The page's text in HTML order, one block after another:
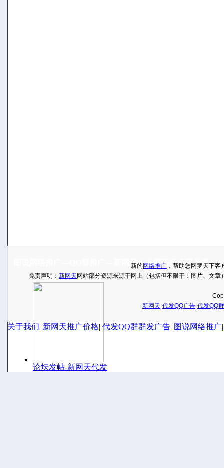
图说网络推广—QQ群推广—新网天专业网络推广工作室
论坛发帖-新网天代发
新的 网络推广 ，帮助您网罗天下
免责声明： 新网天 网站部分资源来源于网上（包括但不限于：图片、文章
新网天-代发QQ广告-代发QQ
关于我们| 新网天推广价格| 代发QQ群群发广告| 图说网络推广